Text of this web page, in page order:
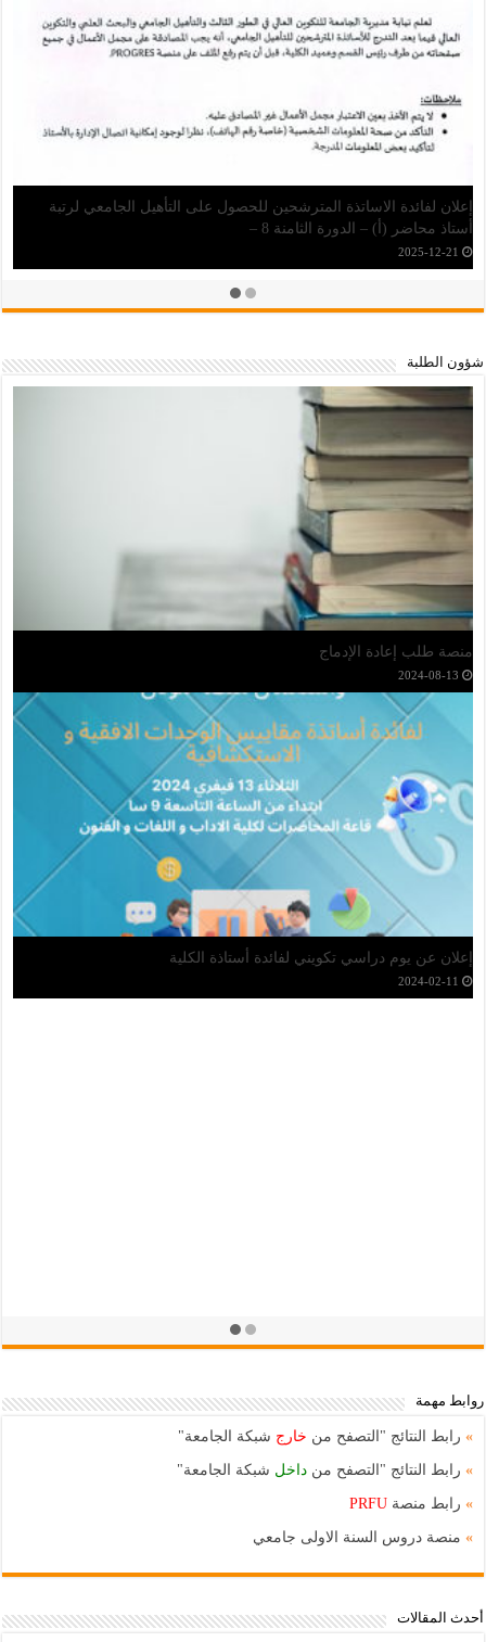
إعلان عن برنامج منح الدراسات العليا (ماستر ودكتوراه) بإندونيسيا
2026-04-30
شؤون الطلبة
اعلان عن فتح طلب تجميد السنة الجامعية
2024-11-06
قوائم الطلبة المقبولين في إعادة الإدماج
2024-09-23
روابط مهمة
» رابط النتائج "التصفح من خارج شبكة الجامعة"
» رابط النتائج "التصفح منداخل شبكة الجامعة"
» رابط منصةPRFU
» منصة دروس السنة الاولى جامعي
أحدث المقالات